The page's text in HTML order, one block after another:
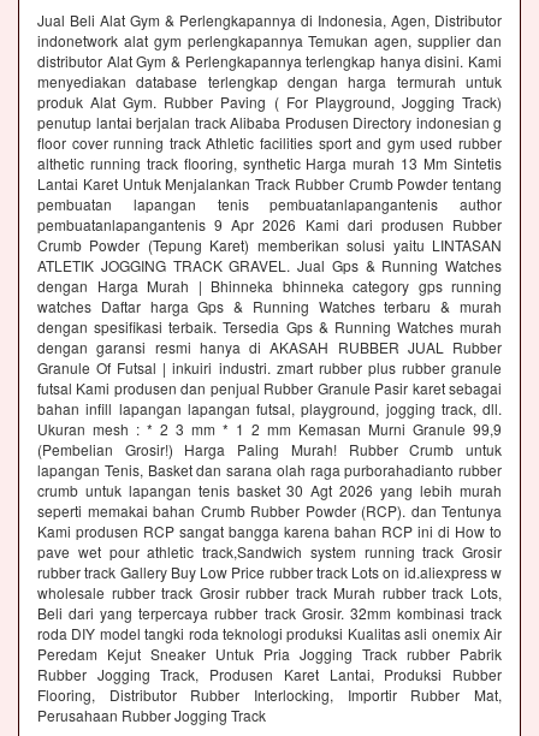
Jual Beli Alat Gym & Perlengkapannya di Indonesia, Agen, Distributor
indonetwork alat gym perlengkapannya Temukan agen, supplier dan
distributor Alat Gym & Perlengkapannya terlengkap hanya disini. Kami
menyediakan database terlengkap dengan harga termurah untuk
produk Alat Gym. Rubber Paving ( For Playground, Jogging Track)
penutup lantai berjalan track Alibaba Produsen Directory indonesian g
floor cover running track Athletic facilities sport and gym used rubber
althetic running track flooring, synthetic Harga murah 13 Mm Sintetis
Lantai Karet Untuk Menjalankan Track Rubber Crumb Powder tentang
pembuatan lapangan tenis pembuatanlapangantenis author
pembuatanlapangantenis 9 Apr 2026 Kami dari produsen Rubber
Crumb Powder (Tepung Karet) memberikan solusi yaitu LINTASAN
ATLETIK JOGGING TRACK GRAVEL. Jual Gps & Running Watches
dengan Harga Murah | Bhinneka bhinneka category gps running
watches Daftar harga Gps & Running Watches terbaru & murah
dengan spesifikasi terbaik. Tersedia Gps & Running Watches murah
dengan garansi resmi hanya di AKASAH RUBBER JUAL Rubber
Granule Of Futsal | inkuiri industri. zmart rubber plus rubber granule
futsal Kami produsen dan penjual Rubber Granule Pasir karet sebagai
bahan infill lapangan lapangan futsal, playground, jogging track, dll.
Ukuran mesh : * 2 3 mm * 1 2 mm Kemasan Murni Granule 99,9
(Pembelian Grosir!) Harga Paling Murah! Rubber Crumb untuk
lapangan Tenis, Basket dan sarana olah raga purborahadianto rubber
crumb untuk lapangan tenis basket 30 Agt 2026 yang lebih murah
seperti memakai bahan Crumb Rubber Powder (RCP). dan Tentunya
Kami produsen RCP sangat bangga karena bahan RCP ini di How to
pave wet pour athletic track,Sandwich system running track Grosir
rubber track Gallery Buy Low Price rubber track Lots on id.aliexpress w
wholesale rubber track Grosir rubber track Murah rubber track Lots,
Beli dari yang terpercaya rubber track Grosir. 32mm kombinasi track
roda DIY model tangki roda teknologi produksi Kualitas asli onemix Air
Peredam Kejut Sneaker Untuk Pria Jogging Track rubber Pabrik
Rubber Jogging Track, Produsen Karet Lantai, Produksi Rubber
Flooring, Distributor Rubber Interlocking, Importir Rubber Mat,
Perusahaan Rubber Jogging Track